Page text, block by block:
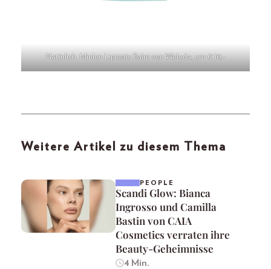
Natürlich. Minlen Liptastic Balm von Weleda, um € 10,-
Weitere Artikel zu diesem Thema
PEOPLE
Scandi Glow: Bianca
Ingrosso und Camilla
Bastin von CAIA
Cosmetics verraten ihre
Beauty-Geheimnisse
4 Min.